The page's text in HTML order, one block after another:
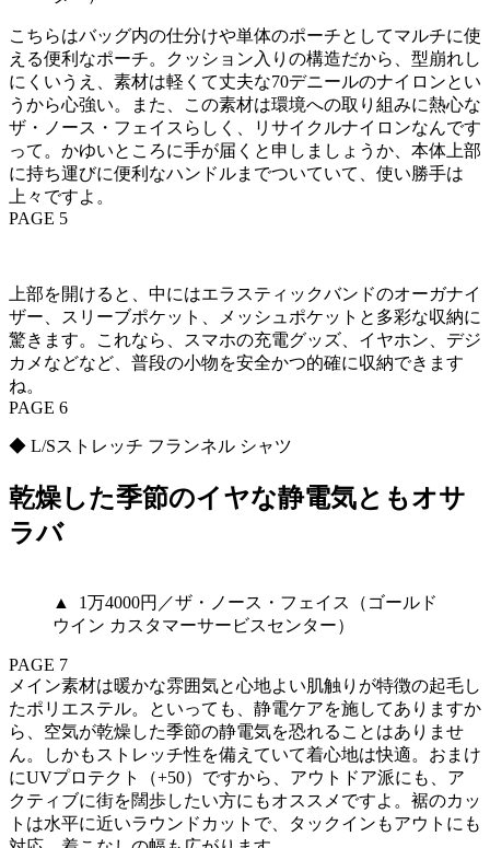
こちらはバッグ内の仕分けや単体のポーチとしてマルチに使
える便利なポーチ。クッション入りの構造だから、型崩れし
にくいうえ、素材は軽くて丈夫な70デニールのナイロンとい
うから心強い。また、この素材は環境への取り組みに熱心な
ザ・ノース・フェイスらしく、リサイクルナイロンなんです
って。かゆいところに手が届くと申しましょうか、本体上部
に持ち運びに便利なハンドルまでついていて、使い勝手は
上々ですよ。
PAGE 5
上部を開けると、中にはエラスティックバンドのオーガナイ
ザー、スリーブポケット、メッシュポケットと多彩な収納に
驚きます。これなら、スマホの充電グッズ、イヤホン、デジ
カメなどなど、普段の小物を安全かつ的確に収納できます
ね。
PAGE 6
◆ L/Sストレッチ フランネル シャツ
乾燥した季節のイヤな静電気ともオサ
ラバ
▲ 1万4000円／ザ・ノース・フェイス（ゴールド
ウイン カスタマーサービスセンター）
PAGE 7
メイン素材は暖かな雰囲気と心地よい肌触りが特徴の起毛し
たポリエステル。といっても、静電ケアを施してありますか
ら、空気が乾燥した季節の静電気を恐れることはありませ
ん。しかもストレッチ性を備えていて着心地は快適。おまけ
にUVプロテクト（+50）ですから、アウトドア派にも、ア
クティブに街を闊歩したい方にもオススメですよ。裾のカッ
トは水平に近いラウンドカットで、タックインもアウトにも